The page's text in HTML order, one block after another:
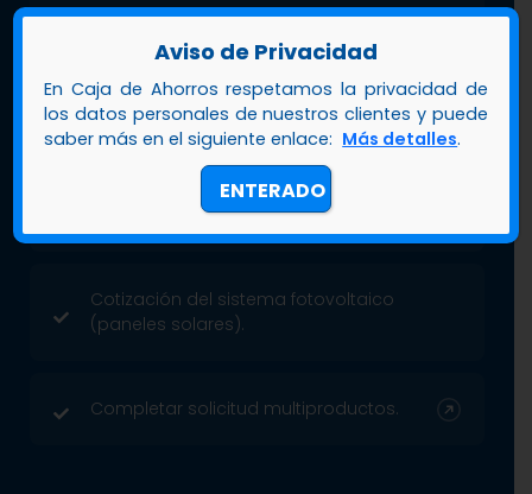
Copia del carnet de Jubilado.
Último talonario de pago.
Último recibo de pago de servicios
públicos (luz, agua o teléfono).
Cotización del sistema fotovoltaico
(paneles solares).
Completar solicitud multiproductos.
Aviso de Privacidad
En Caja de Ahorros respetamos la privacidad de
los datos personales de nuestros clientes y puede
saber más en el siguiente enlace: Más detalles.
ENTERADO